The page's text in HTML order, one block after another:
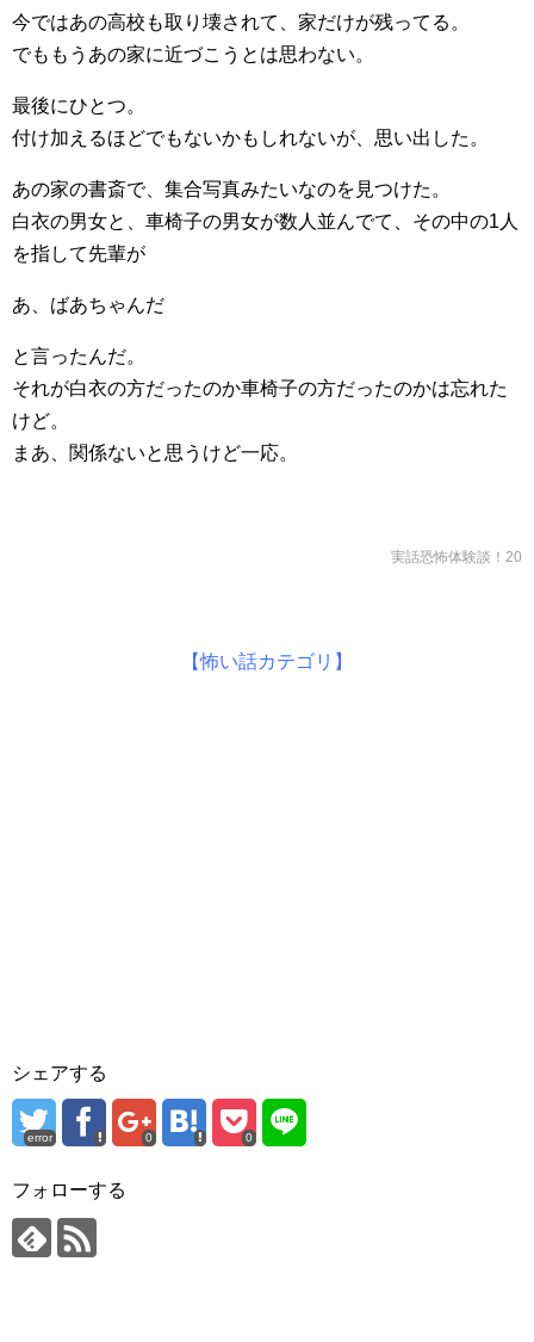
今ではあの高校も取り壊されて、家だけが残ってる。
でももうあの家に近づこうとは思わない。
最後にひとつ。
付け加えるほどでもないかもしれないが、思い出した。
あの家の書斎で、集合写真みたいなのを見つけた。
白衣の男女と、車椅子の男女が数人並んでて、その中の1人
を指して先輩が
あ、ばあちゃんだ
と言ったんだ。
それが白衣の方だったのか車椅子の方だったのかは忘れた
けど。
まあ、関係ないと思うけど一応。
実話恐怖体験談！20
【怖い話カテゴリ】
シェアする
error 0 0
フォローする